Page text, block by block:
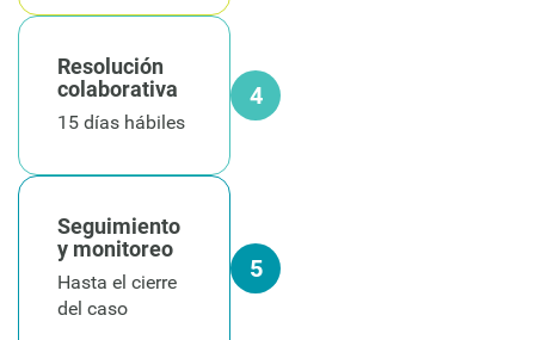
Resolución
colaborativa
15 días hábiles
4
Seguimiento
y monitoreo
Hasta el cierre
del caso
5